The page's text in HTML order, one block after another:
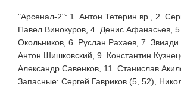
"Арсенал-2": 1. Антон Тетерин вр., 2.
Павел Винокуров, 4. Денис Афанасьев,
Окольников, 6. Руслан Рахаев, 7. Звиади
Антон Шишковский, 9. Константин
Александр Савенков, 11. Станислав
Запасные: Сергей Гавриков (5, 52),